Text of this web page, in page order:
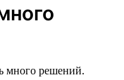
много решений.